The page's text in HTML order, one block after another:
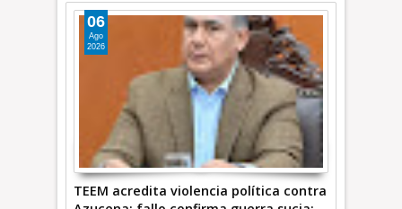
TEEM acredita violencia política contra
06
Ago
2026